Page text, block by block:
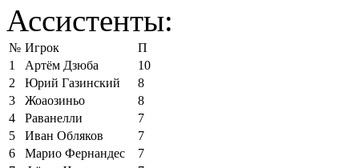
Ассистенты:
№ Игрок
П
1
Артём Дзюба
10
2
Юрий Газинский
8
3
Жоаозиньо
8
4
Раванелли
7
5
Иван Обляков
7
6
Марио Фернандес
7